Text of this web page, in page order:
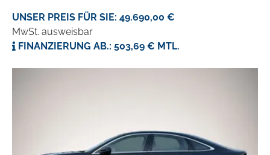
UNSER PREIS FÜR SIE: 49.690,00 €
MwSt. ausweisbar
FINANZIERUNG AB.: 503,69 € MTL.